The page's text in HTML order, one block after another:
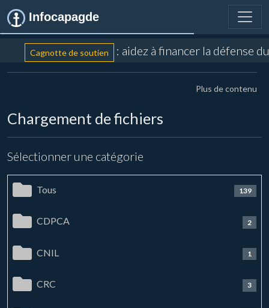
Infocapagde
Cagnotte de soutien : aidez à financer la défense
Plus de contenu
Chargement de fichiers
Sélectionner une catégorie
Tous 139
CDPCA 2
CNIL 1
CRC 3